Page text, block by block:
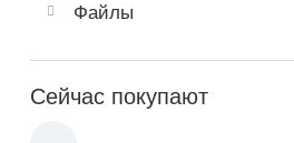
Файлы
Сейчас покупают